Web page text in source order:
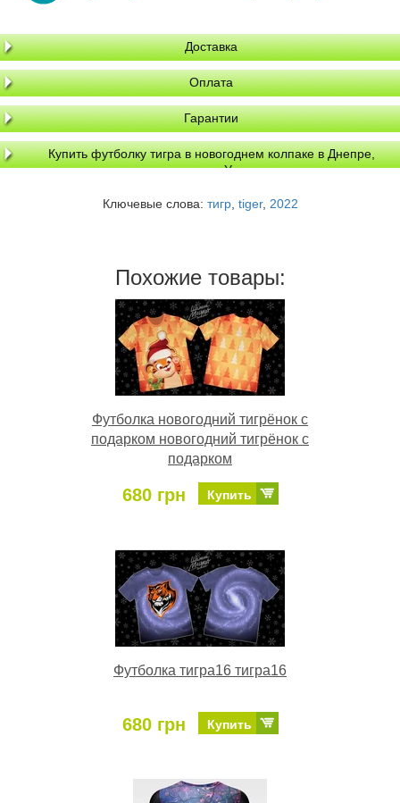
Доставка
Оплата
Гарантии
Купить футболку тигра в новогоднем колпаке в Днепре,
доставка по Украине
Ключевые слова: тигр, tiger, 2022
Похожие товары:
Футболка новогодний тигрёнок с
подарком новогодний тигрёнок с
подарком
680 грн Купить
Футболка тигра16 тигра16
680 грн Купить